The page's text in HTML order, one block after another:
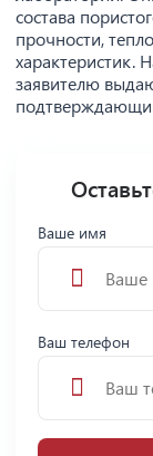
состава
прочности,
характеристик.
заявителю
Ваше имя
Ваш телефон